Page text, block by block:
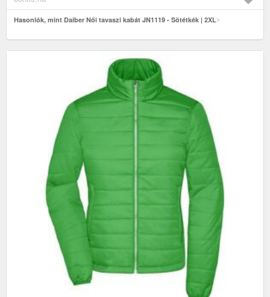
Hasonlók, mint Daiber Női tavaszi kabát JN1119 - Sötétkék | 2XL